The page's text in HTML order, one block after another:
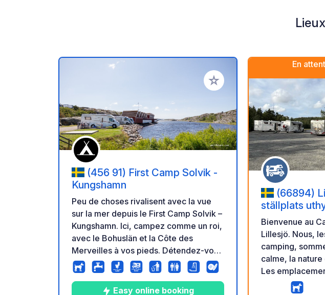
Ajouter à vos favoris
(456 91) First Camp Solvik -
Kungshamn
Peu de choses rivalisent avec la vue
sur la mer depuis le First Camp Solvik –
Kungshamn. Ici, campez comme un roi,
avec le Bohuslän et la Côte des
Merveilles à vos pieds. Détendez-vous
en toute simplicité : réveillez-vous
avec l'odeur du pain frais de la
boulangerie et profitez de la plage
Easy online booking
En
(66894)
ställplats
Bienvenue au
Lillesjö. Nous, les responsables du
camping,
calme, la
Les
suivis de